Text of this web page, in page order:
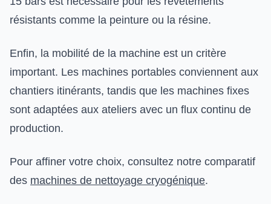
résistants comme la peinture ou la résine.
Enfin, la mobilité de la machine est un critère
important. Les machines portables conviennent aux
chantiers itinérants, tandis que les machines fixes
sont adaptées aux ateliers avec un flux continu de
production.
Pour affiner votre choix, consultez notre comparatif
des machines de nettoyage cryogénique.